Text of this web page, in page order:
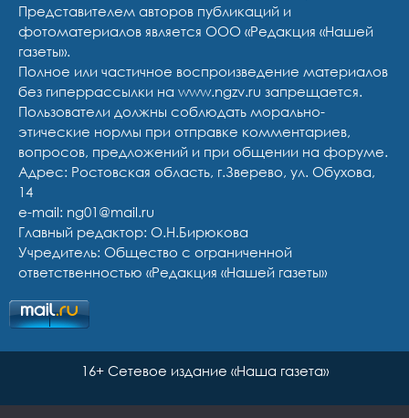
Представителем авторов публикаций и
фотоматериалов является ООО «Редакция «Нашей
газеты».
Полное или частичное воспроизведение материалов
без гиперрассылки на www.ngzv.ru запрещается.
Пользователи должны соблюдать морально-
этические нормы при отправке комментариев,
вопросов, предложений и при общении на форуме.
Адрес: Ростовская область, г.Зверево, ул. Обухова,
14
e-mail: ng01@mail.ru
Главный редактор: О.Н.Бирюкова
Учредитель: Общество с ограниченной
ответственностью «Редакция «Нашей газеты»
16+ Сетевое издание «Наша газета»